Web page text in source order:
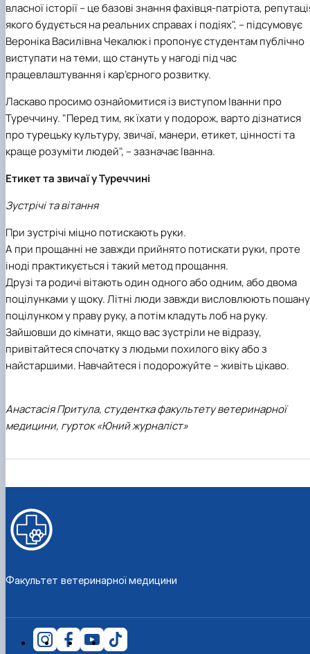
власної історії – це базові знання фахівця-патріота,
якого будується на реальних справах і подіях", – підсумовує
Вероніка Василівна Чекалюк і пропонує студентам публічно
виступати на теми, що стануть у нагоді під час
працевлаштування і кар’єрного розвитку.
Ласкаво просимо ознайомитися із виступом Іванни про
Туреччину. "Перед тим, як їхати у подорож, варто дізнатися
про турецьку культуру, звичаї, манери, етикет, цінності та
краще розуміти людей", – зазначає Іванна.
Етикет та звичаї у Туреччині
Зустрічі та вітання
При зустрічі міцно потискають руки.
А при прощанні не завжди прийнято потискати руки, проте
іноді практикується і такий метод прощання.
Друзі та родичі вітають один одного або одним, або двома
поцілунками у щоку. Літні люди завжди висловлюють пошану
поцілунком у праву руку, а потім кладуть лоб на руку.
Зайшовши до кімнати, якщо вас зустріли не відразу,
привітайтеся спочатку з людьми похилого віку або з
найстаршими. Навчайтеся і подорожуйте – живіть цікаво.
Анастасія Притула, студентка факультету ветеринарної
медицини, гурток «Юний журналіст»
Факультет ветеринарної медицини